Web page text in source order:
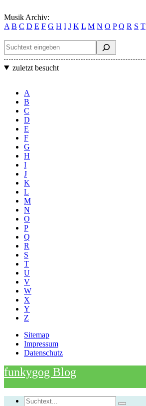
Musik Archiv:
A B C D E F G H I J K L M N O P Q R S T
Suchen
zuletzt besucht
A
B
C
D
E
F
G
H
I
J
K
L
M
N
O
P
Q
R
S
T
U
V
W
X
Y
Z
Sitemap
Impressum
Datenschutz
funkygog Blog
Search